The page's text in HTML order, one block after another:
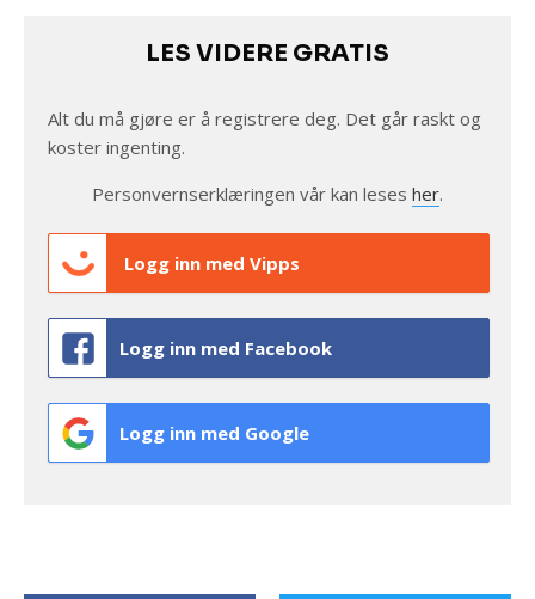
LES VIDERE GRATIS
Alt du må gjøre er å registrere deg. Det går raskt og
koster ingenting.
Personvernserklæringen vår kan leses her.
Logg inn med Vipps
Logg inn med Facebook
Logg inn med Google